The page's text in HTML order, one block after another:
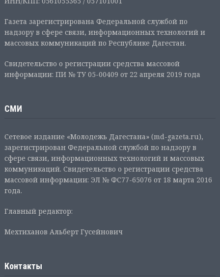
Газета зарегистрирована Федеральной службой по
надзору в сфере связи, информационных технологий и
массовых коммуникаций по Республике Дагестан.
Свидетельство о регистрации средства массовой
информации: ПИ № ТУ 05-00409 от 22 апреля 2019 года
СМИ
Сетевое издание «Молодежь Дагестана» (md-gazeta.ru),
зарегистрирован Федеральной службой по надзору в
сфере связи, информационных технологий и массовых
коммуникаций. Свидетельство о регистрации средства
массовой информации: ЭЛ № ФС77-65076 от 18 марта 2016
года.
Главный редактор:
Мехтиханов Альберт Гусейнович
Контакты